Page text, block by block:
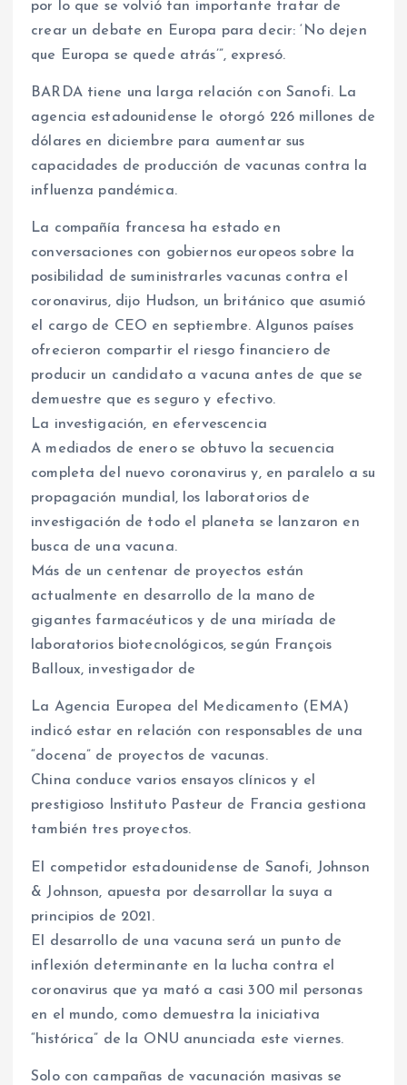
por lo que se volvió tan importante tratar de
crear un debate en Europa para decir: ‘No dejen
que Europa se quede atrás’”, expresó.
BARDA tiene una larga relación con Sanofi. La
agencia estadounidense le otorgó 226 millones de
dólares en diciembre para aumentar sus
capacidades de producción de vacunas contra la
influenza pandémica.
La compañía francesa ha estado en
conversaciones con gobiernos europeos sobre la
posibilidad de suministrarles vacunas contra el
coronavirus, dijo Hudson, un británico que asumió
el cargo de CEO en septiembre. Algunos países
ofrecieron compartir el riesgo financiero de
producir un candidato a vacuna antes de que se
demuestre que es seguro y efectivo.
La investigación, en efervescencia
A mediados de enero se obtuvo la secuencia
completa del nuevo coronavirus y, en paralelo a su
propagación mundial, los laboratorios de
investigación de todo el planeta se lanzaron en
busca de una vacuna.
Más de un centenar de proyectos están
actualmente en desarrollo de la mano de
gigantes farmacéuticos y de una miríada de
laboratorios biotecnológicos, según François
Balloux, investigador de
La Agencia Europea del Medicamento (EMA)
indicó estar en relación con responsables de una
“docena” de proyectos de vacunas.
China conduce varios ensayos clínicos y el
prestigioso Instituto Pasteur de Francia gestiona
también tres proyectos.
El competidor estadounidense de Sanofi, Johnson
& Johnson, apuesta por desarrollar la suya a
principios de 2021.
El desarrollo de una vacuna será un punto de
inflexión determinante en la lucha contra el
coronavirus que ya mató a casi 300 mil personas
en el mundo, como demuestra la iniciativa
“histórica” de la ONU anunciada este viernes.
Solo con campañas de vacunación masivas se